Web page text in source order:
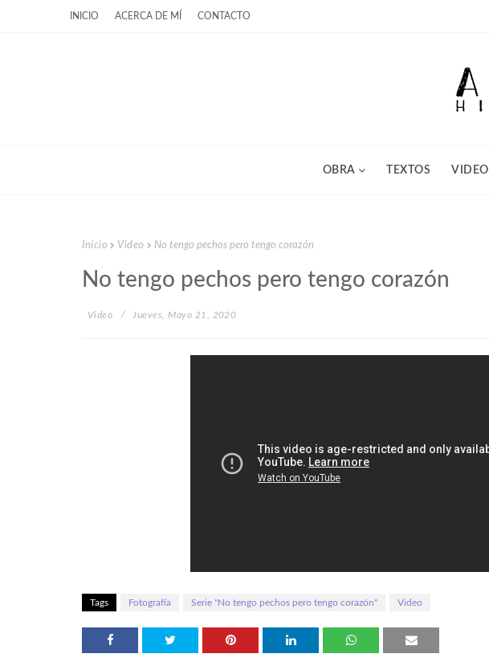
INICIO ACERCA DE MÍ CONTACTO
OBRA TEXTOS VIDEO
Inicio Video No tengo pechos pero tengo corazón
No tengo pechos pero tengo corazón
Video Jueves, Mayo 21, 2020
Tags Fotografía Serie "No tengo pechos pero tengo corazón" Video